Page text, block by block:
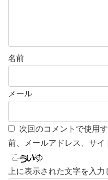
名前
メール
次回のコメントで使用
前、メールアドレス、サイ
上に表示された文字を入力